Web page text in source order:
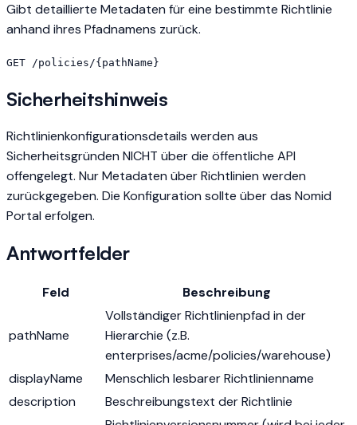
Gibt detaillierte Metadaten für eine bestimmte Richtlinie
anhand ihres Pfadnamens zurück.
GET /policies/{pathName}
Sicherheitshinweis
Richtlinienkonfigurationsdetails werden aus
Sicherheitsgründen NICHT über die öffentliche API
offengelegt. Nur Metadaten über Richtlinien werden
zurückgegeben. Die Konfiguration sollte über das Nomid
Portal erfolgen.
Antwortfelder
Feld Beschreibung
pathName
Vollständiger Richtlinienpfad in der
Hierarchie (z.B.
enterprises/acme/policies/warehouse)
displayName
Menschlich lesbarer Richtlinienname
description
Beschreibungstext der Richtlinie